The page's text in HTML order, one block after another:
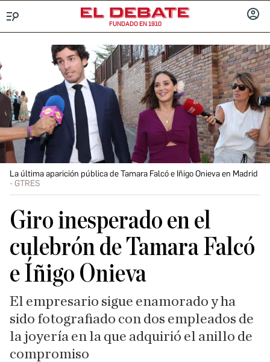
FUNDADO EN 1910
La última aparición pública de Tamara Falcó e Iñigo Onieva en Madrid
GTRES
Giro inesperado en el
culebrón de Tamara Falcó
e Íñigo Onieva
El empresario sigue enamorado y ha
sido fotografiado con dos empleados de
la joyería en la que adquirió el anillo de
compromiso